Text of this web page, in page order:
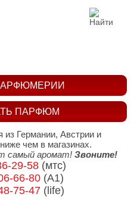
ПАРФЮМ
Германии, Австрии и
чем в магазинах.
самый аромат! Звоните!
29-58(мтс)
66-80 (A1)
75-47(life)